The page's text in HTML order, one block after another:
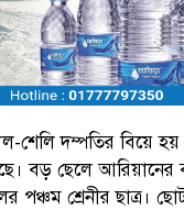
শেলি দম্পতির বিয়ে
বড় ছেলে
পঞ্চম শ্রেনীর ছাত্র।